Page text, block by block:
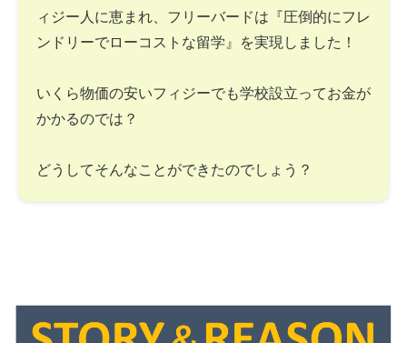
ィジー人に恵まれ、フリーバードは『圧倒的にフレ
ンドリーでローコストな留学』を実現しました！
いくら物価の安いフィジーでも学校設立ってお金が
かかるのでは？
どうしてそんなことができたのでしょう？